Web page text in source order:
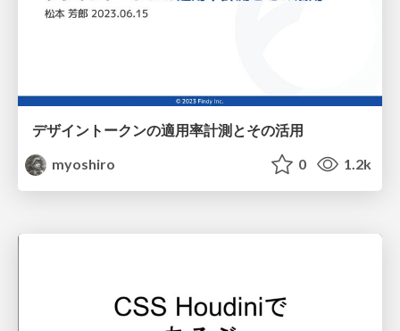
デザイントークンの適用率計測とその活用
myoshiro
0 1.2k